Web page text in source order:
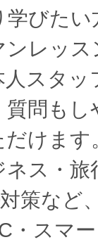
学びた
ンレッ
人スタ
質問も
だけます
ネス・
策など
・スマ